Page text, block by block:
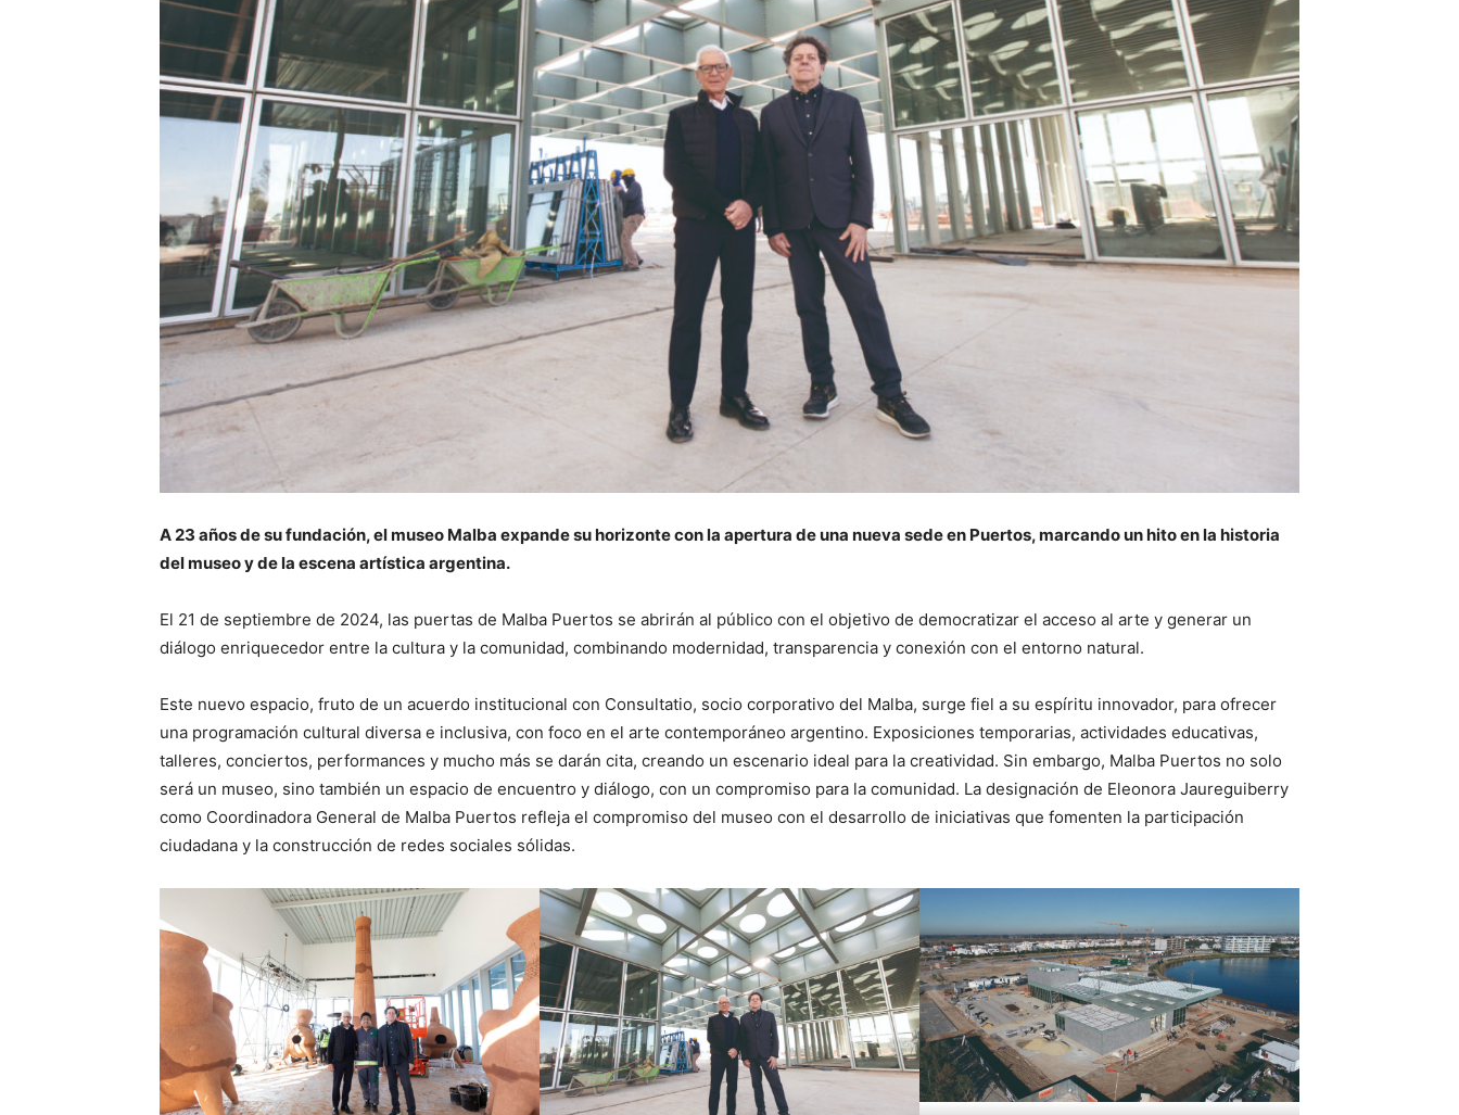
A 23 años de su fundación, el museo Malba expande su horizonte con la apertura de una nueva sede en Puertos, marcando un hito en la historia
del museo y de la escena artística argentina.
El 21 de septiembre de 2024, las puertas de Malba Puertos se abrirán al público con el objetivo de democratizar el acceso al arte y generar un
diálogo enriquecedor entre la cultura y la comunidad, combinando modernidad, transparencia y conexión con el entorno natural.
Este nuevo espacio, fruto de un acuerdo institucional con Consultatio, socio corporativo del Malba, surge fiel a su espíritu innovador, para ofrecer
una programación cultural diversa e inclusiva, con foco en el arte contemporáneo argentino. Exposiciones temporarias, actividades educativas,
talleres, conciertos, performances y mucho más se darán cita, creando un escenario ideal para la creatividad. Sin embargo, Malba Puertos no solo
será un museo, sino también un espacio de encuentro y diálogo, con un compromiso para la comunidad. La designación de Eleonora Jaureguiberry
como Coordinadora General de Malba Puertos refleja el compromiso del museo con el desarrollo de iniciativas que fomenten la participación
ciudadana y la construcción de redes sociales sólidas.